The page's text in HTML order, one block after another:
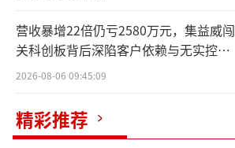
营收暴增22倍仍亏2580万元，集益威闯
关科创板背后深陷客户依赖与无实控人
困局
2026-08-06 09:45:09
精彩推荐